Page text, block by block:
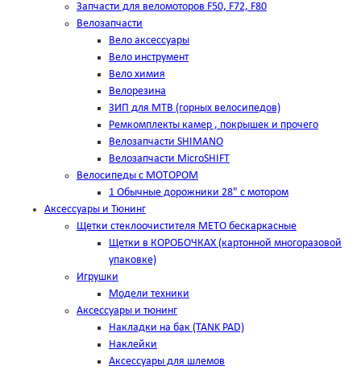
Запчасти для веломоторов F50, F72, F80
Велозапчасти
Вело аксессуары
Вело инструмент
Вело химия
Велорезина
ЗИП для MTB (горных велосипедов)
Ремкомплекты камер , покрышек и прочего
Велозапчасти SHIMANO
Велозапчасти MicroSHIFT
Велосипеды с МОТОРОМ
1 Обычные дорожники 28" с мотором
Аксессуары и Тюнинг
Щетки стеклоочистителя METO бескаркасные
Щетки в КОРОБОЧКАХ (картонной многоразовой
упаковке)
Игрушки
Модели техники
Аксессуары и тюнинг
Накладки на бак (TANK PAD)
Наклейки
Аксессуары для шлемов